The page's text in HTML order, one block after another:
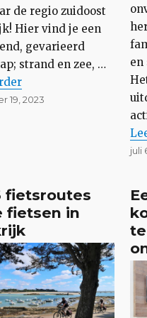
de regio zuidoost
Hier vind je een
gevarieerd
strand en zee, …
voor een
19, 2023
en
juli
fietsroutes
fietsen in